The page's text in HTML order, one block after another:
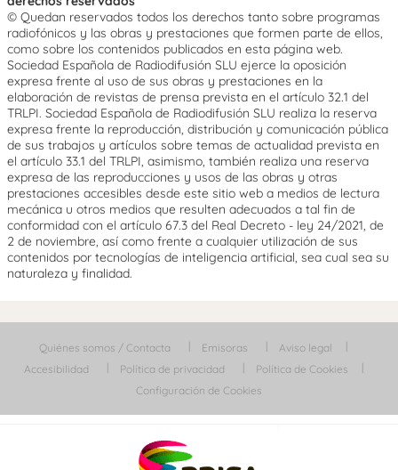
© Quedan reservados todos los derechos tanto sobre programas
radiofónicos y las obras y prestaciones que formen parte de ellos,
como sobre los contenidos publicados en esta página web.
Sociedad Española de Radiodifusión SLU ejerce la oposición
expresa frente al uso de sus obras y prestaciones en la
elaboración de revistas de prensa prevista en el artículo 32.1 del
TRLPI. Sociedad Española de Radiodifusión SLU realiza la reserva
expresa frente la reproducción, distribución y comunicación pública
de sus trabajos y artículos sobre temas de actualidad prevista en
el artículo 33.1 del TRLPI, asimismo, también realiza una reserva
expresa de las reproducciones y usos de las obras y otras
prestaciones accesibles desde este sitio web a medios de lectura
mecánica u otros medios que resulten adecuados a tal fin de
conformidad con el artículo 67.3 del Real Decreto - ley 24/2021, de
2 de noviembre, así como frente a cualquier utilización de sus
contenidos por tecnologías de inteligencia artificial, sea cual sea su
naturaleza y finalidad.
Quiénes somos / Contacta Emisoras
Aviso legal
Accesibilidad
Política de privacidad
Política de Cookies
Configuración de Cookies